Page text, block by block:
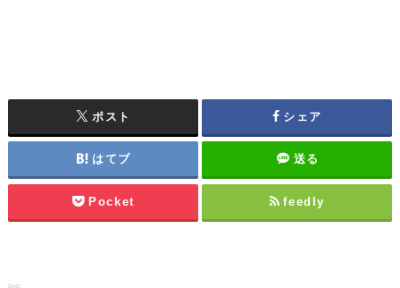
ポスト シェア
はてブ 送る
Pocket feedly